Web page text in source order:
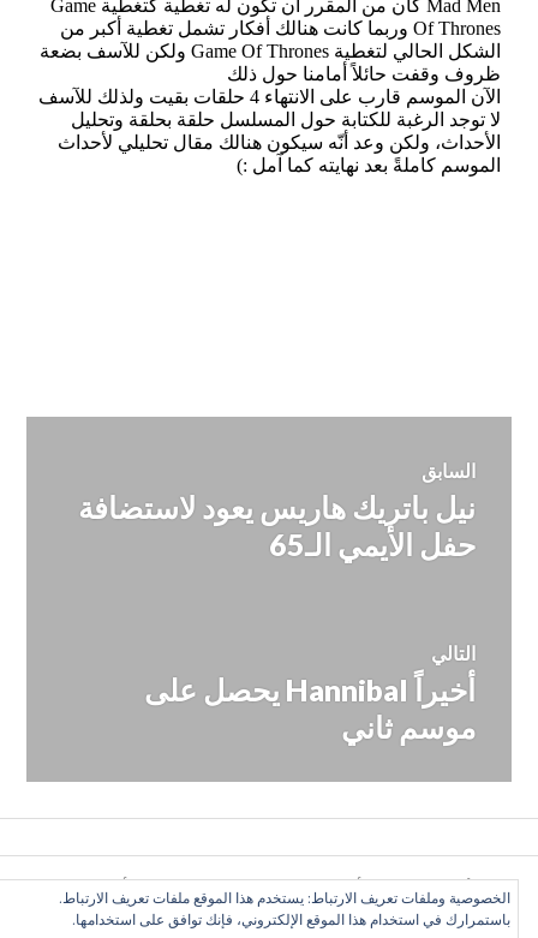
تصفّح
المقالات
السابق
المقالة
السابقة:
نيل باتريك هاريس يعود لاستضافة
حفل الأيمي الـ65
التالي
المقالة
التالية:
أخيراً Hannibal يحصل على
موسم ثاني
الخصوصية وملفات تعريف الارتباط: يستخدم هذا الموقع ملفات تعريف الارتباط.
باستمرارك في استخدام هذا الموقع الإلكتروني، فإنك توافق على استخدامها.
كل الأراء تعبّر عن رأي الكاتب وحده, ولا تعبر عن رأي الموقع